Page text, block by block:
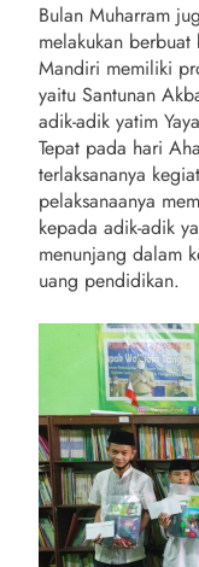
Bulan Muharram
melakukan berbuat
Mandiri memiliki
yaitu Santunan
adik-adik yatim
Tepat pada hari
terlaksananya
pelaksanaanya
kepada adik-adik
menunjang dalam
uang pendidikan.